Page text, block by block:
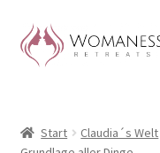
Zur
Navigation
Zum
Inhalt
BlogStart Claudia´s Welt